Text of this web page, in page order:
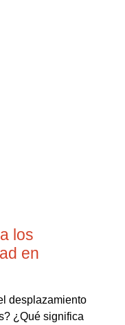
los
en
desplazamiento
¿Qué significa